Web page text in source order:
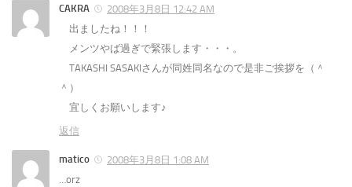
CAKRA
2008年3月8日 12:42 AM
出ましたね！！！
メンツやば過ぎで緊張します・・・。
TAKASHI SASAKIさんが同姓同名なので是非ご挨拶を（＾
＾）
宜しくお願いします♪
返信
matico
2008年3月8日 1:08 AM
…orz